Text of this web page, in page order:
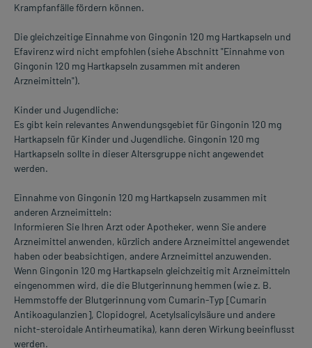
Krampfanfälle fördern können.
Die gleichzeitige Einnahme von Gingonin 120 mg Hartkapseln und
Efavirenz wird nicht empfohlen (siehe Abschnitt "Einnahme von
Gingonin 120 mg Hartkapseln zusammen mit anderen
Arzneimitteln").
Kinder und Jugendliche:
Es gibt kein relevantes Anwendungsgebiet für Gingonin 120 mg
Hartkapseln für Kinder und Jugendliche. Gingonin 120 mg
Hartkapseln sollte in dieser Altersgruppe nicht angewendet
werden.
Einnahme von Gingonin 120 mg Hartkapseln zusammen mit
anderen Arzneimitteln:
Informieren Sie Ihren Arzt oder Apotheker, wenn Sie andere
Arzneimittel anwenden, kürzlich andere Arzneimittel angewendet
haben oder beabsichtigen, andere Arzneimittel anzuwenden.
Wenn Gingonin 120 mg Hartkapseln gleichzeitig mit Arzneimitteln
eingenommen wird, die die Blutgerinnung hemmen (wie z. B.
Hemmstoffe der Blutgerinnung vom Cumarin-Typ [Cumarin
Antikoagulanzien], Clopidogrel, Acetylsalicylsäure und andere
nicht-steroidale Antirheumatika), kann deren Wirkung beeinflusst
werden.